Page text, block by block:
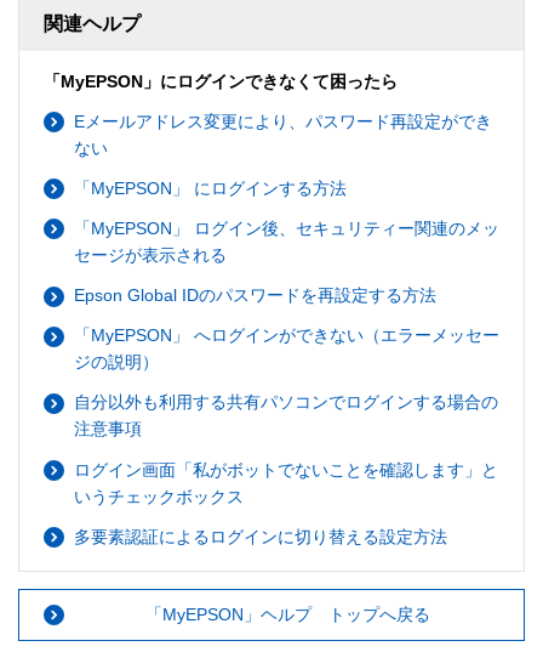
関連ヘルプ
「MyEPSON」にログインできなくて困ったら
Eメールアドレス変更により、パスワード再設定ができ
ない
「MyEPSON」 にログインする方法
「MyEPSON」 ログイン後、セキュリティー関連のメッ
セージが表示される
Epson Global IDのパスワードを再設定する方法
「MyEPSON」 へログインができない（エラーメッセー
ジの説明）
自分以外も利用する共有パソコンでログインする場合の
注意事項
ログイン画面「私がボットでないことを確認します」と
いうチェックボックス
多要素認証によるログインに切り替える設定方法
「MyEPSON」ヘルプ トップへ戻る